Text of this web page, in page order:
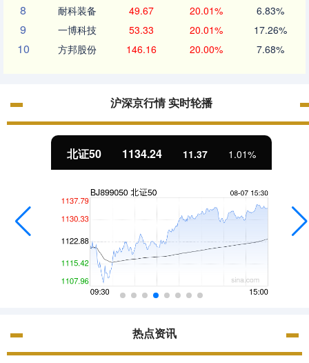
8 耐科装备 49.67 20.01% 6.83%
9 一博科技 53.33 20.01% 17.26%
10 方邦股份 146.16 20.00% 7.68%
沪深京行情 实时轮播
北证50 1134.24 11.37 1.01%
热点资讯